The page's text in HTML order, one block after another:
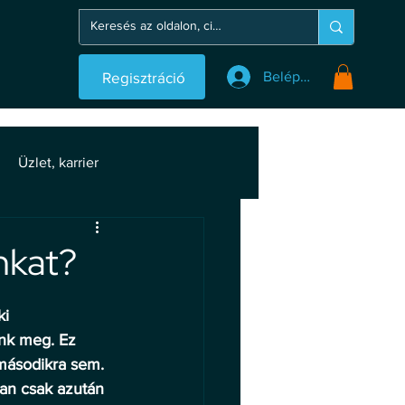
Regisztráció Belépés
Üzlet, karrier
meg. Ez
sem.
csak azután